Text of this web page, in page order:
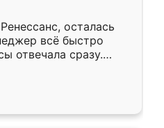
только здесь.
осталась
всё быстро
отвечала сразу.
подошёл к
Собрали
аккуратно, даже